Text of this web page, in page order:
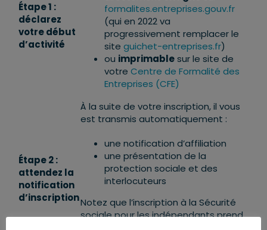
Étape 1 :
déclarez
votre début
d’activité
formalites.entreprises.gouv.fr
(qui en 2022 va
progressivement remplacer le
site guichet-entreprises.fr)
ou imprimablesur le site de
votre Centre de Formalité des
Entreprises (CFE)
Étape 2 :
attendez la
notification
d’inscription
À la suite de votre inscription, il vous
est transmis automatiquement :
une notification d’affiliation
une présentation de la
protection sociale et des
interlocuteurs
Notez que l’inscription à la Sécurité
sociale pour les indépendants prend